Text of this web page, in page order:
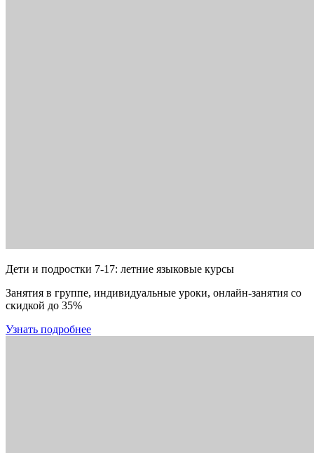
Дети и подростки 7-17: летние языковые курсы
Занятия в группе, индивидуальные уроки, онлайн-занятия со
скидкой до 35%
Узнать подробнее